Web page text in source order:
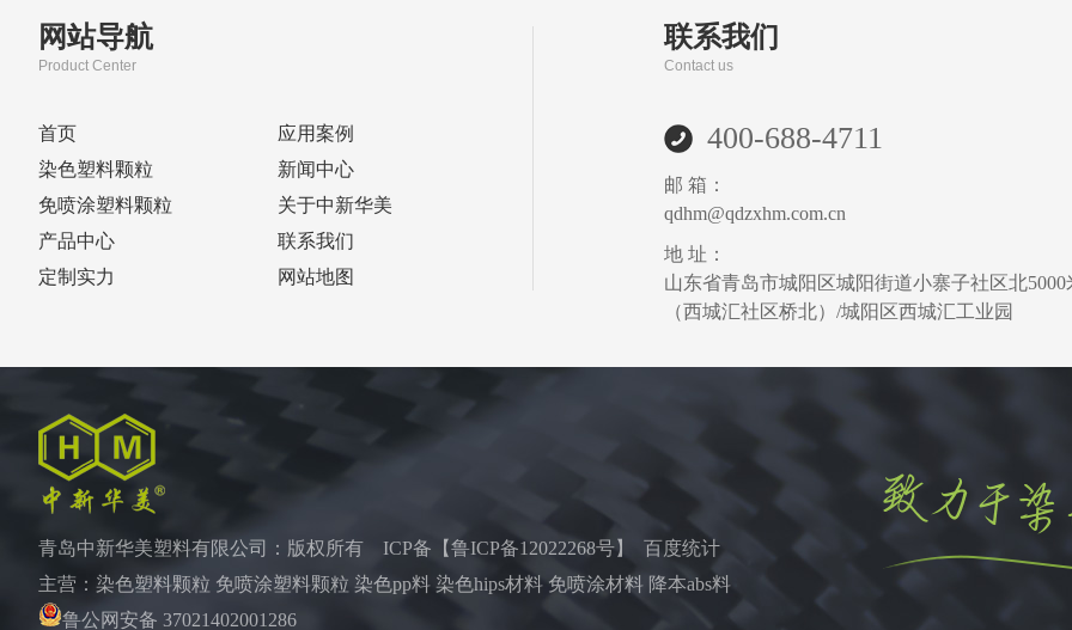
网站导航
Product Center
首页
应用案例
染色塑料颗粒
新闻中心
免喷涂塑料颗粒
关于中新华美
产品中心
联系我们
定制实力
网站地图
联系我们
Contact us
400-688-4711
邮 箱：
qdhm@qdzxhm.com.cn
地 址：
山东省青岛市城阳区城阳街道小寨子社区北5000
（西城汇社区桥北）/城阳区西城汇工业园
青岛中新华美塑料有限公司：版权所有 ICP备【鲁ICP备12022268号】 百度统计
主营：染色塑料颗粒 免喷涂塑料颗粒 染色pp料 染色hips材料 免喷涂材料 降本abs料
鲁公网安备 37021402001286